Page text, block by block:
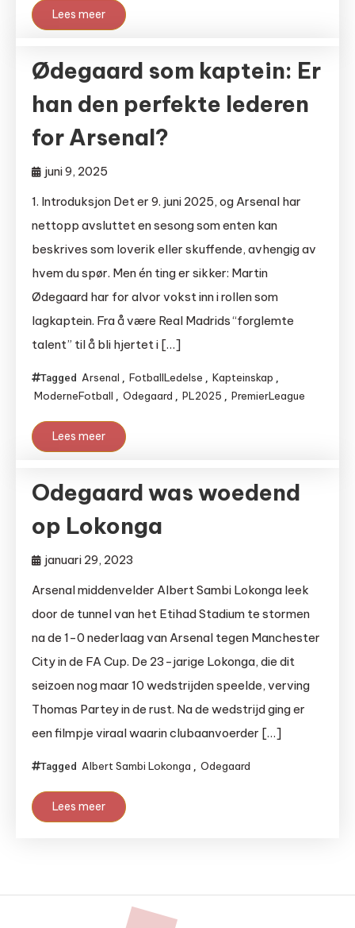
Lees meer
Ødegaard som kaptein: Er
han den perfekte lederen
for Arsenal?
juni 9, 2025
1. Introduksjon Det er 9. juni 2025, og Arsenal har
nettopp avsluttet en sesong som enten kan
beskrives som loverik eller skuffende, avhengig av
hvem du spør. Men én ting er sikker: Martin
Ødegaard har for alvor vokst inn i rollen som
lagkaptein. Fra å være Real Madrids “forglemte
talent” til å bli hjertet i […]
Tagged Arsenal , FotballLedelse , Kapteinskap ,
ModerneFotball , Odegaard , PL2025 , PremierLeague
Lees meer
Odegaard was woedend
op Lokonga
januari 29, 2023
Arsenal middenvelder Albert Sambi Lokonga leek
door de tunnel van het Etihad Stadium te stormen
na de 1-0 nederlaag van Arsenal tegen Manchester
City in de FA Cup. De 23-jarige Lokonga, die dit
seizoen nog maar 10 wedstrijden speelde, verving
Thomas Partey in de rust. Na de wedstrijd ging er
een filmpje viraal waarin clubaanvoerder […]
Tagged Albert Sambi Lokonga , Odegaard
Lees meer